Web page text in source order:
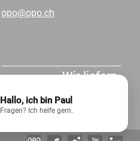
opo@opo.ch
Wir liefern.
Hallo, ich bin Paul
Fragen? Ich helfe gern.